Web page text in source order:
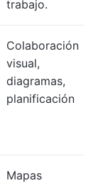
trabajo.
Colaboración
visual,
diagramas,
planificación
Mapas